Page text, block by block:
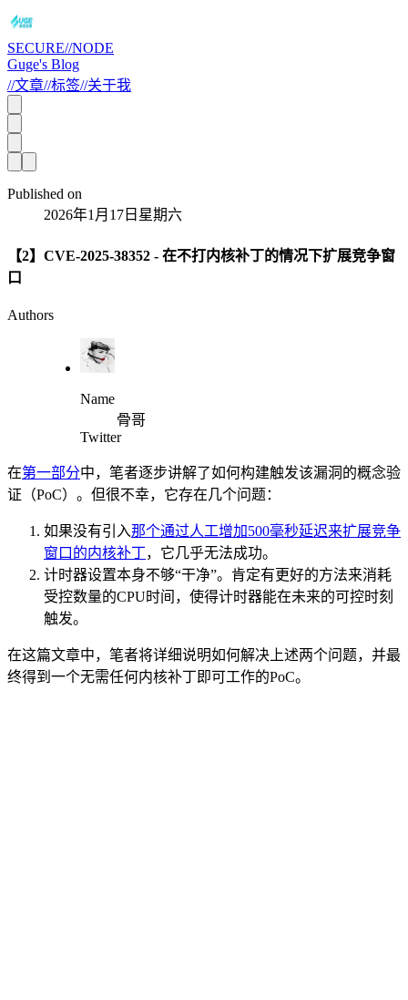
SECURE//NODE
Guge's Blog
//文章//标签//关于我
Published on
2026年1月17日星期六
【2】CVE-2025-38352 - 在不打内核补丁的情况下扩展竞争窗
口
Authors
Name
骨哥
Twitter
在第一部分中，笔者逐步讲解了如何构建触发该漏洞的概念验
证（PoC）。但很不幸，它存在几个问题：
如果没有引入那个通过人工增加500毫秒延迟来扩展竞争
窗口的内核补丁，它几乎无法成功。
计时器设置本身不够“干净”。肯定有更好的方法来消耗
受控数量的CPU时间，使得计时器能在未来的可控时刻
触发。
在这篇文章中，笔者将详细说明如何解决上述两个问题，并最
终得到一个无需任何内核补丁即可工作的PoC。